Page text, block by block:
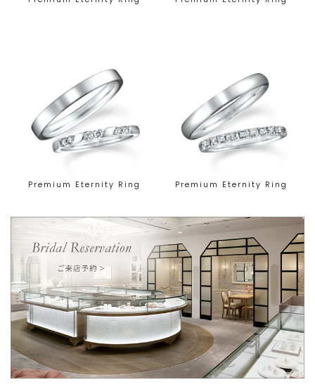
Premium Eternity Ring Premium Eternity Ring